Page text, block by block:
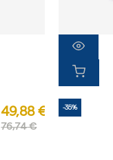
49,88 €
76,74 €
-35%